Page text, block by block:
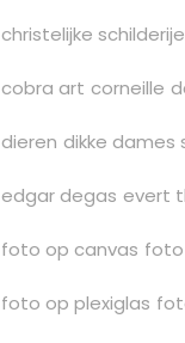
christelijke
cobra art corneille
dieren dikke dames
edgar degas evert
foto op canvas foto
foto op plexiglas